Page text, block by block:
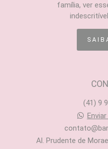
família, ver
(41) 9
Al. Prudente de